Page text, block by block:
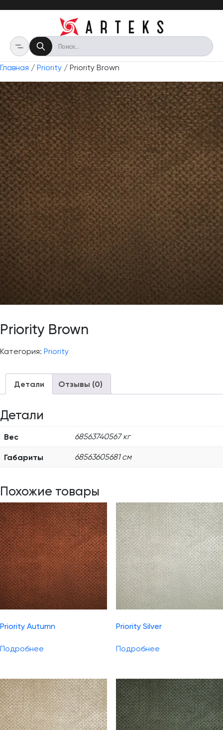
Главная / Priority / Priority Brown
Priority Brown
Категория: Priority
Детали Отзывы (0)
Детали
Вес 68563740567 кг
Габариты 68563605681 см
Похожие товары
Priority Autumn
Подробнее
Priority Silver
Подробнее